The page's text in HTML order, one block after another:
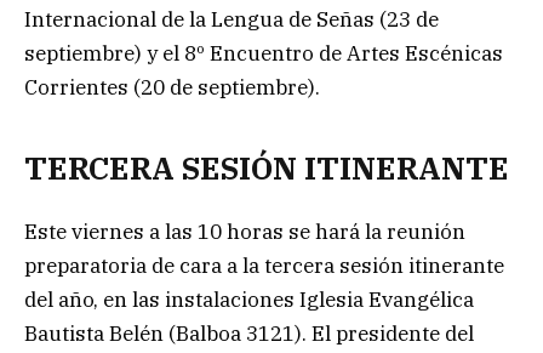
Internacional de la Lengua de Señas (23 de
septiembre) y el 8º Encuentro de Artes Escénicas
Corrientes (20 de septiembre).
TERCERA SESIÓN ITINERANTE
Este viernes a las 10 horas se hará la reunión
preparatoria de cara a la tercera sesión itinerante
del año, en las instalaciones Iglesia Evangélica
Bautista Belén (Balboa 3121). El presidente del